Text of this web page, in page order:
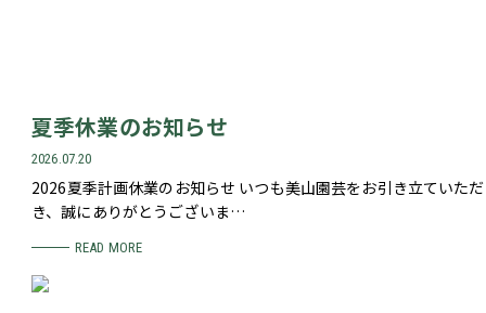
夏季休業のお知らせ
2026.07.20
2026夏季計画休業のお知らせ いつも美山園芸をお引き立ていただ
き、誠にありがとうございま…
READ MORE